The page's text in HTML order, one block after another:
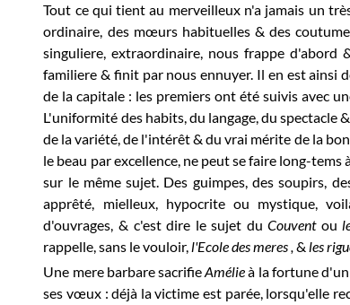
Tout ce qui tient au merveilleux n'a jamais un
ordinaire, des mœurs habituelles & des
singuliere, extraordinaire, nous frappe
familiere & finit par nous ennuyer. Il en est ainsi
de la capitale : les premiers ont été suivis avec
L'uniformité des habits, du langage, du
de la variété, de l'intérêt & du vrai mérite de la
le beau par excellence, ne peut se faire long-
sur le même sujet. Des guimpes, des soupirs,
apprêté, mielleux, hypocrite ou mystique,
d'ouvrages, & c'est dire le sujet duCouvent ou
rappelle, sans le vouloir,l'Ecole des meres ,&les
Une mere barbare sacrifieAmélieà la fortune
ses vœux : déjà la victime est parée, lorsqu'elle